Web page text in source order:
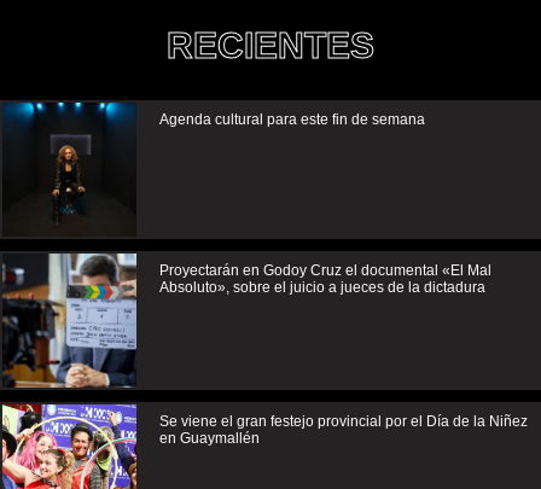
RECIENTES
Agenda cultural para este fin de semana
Proyectarán en Godoy Cruz el documental «El Mal
Absoluto», sobre el juicio a jueces de la dictadura
Se viene el gran festejo provincial por el Día de la Niñez
en Guaymallén